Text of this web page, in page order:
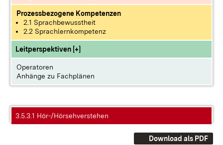
Prozessbezogene Kompetenzen
2.1 Sprachbewusstheit
2.2 Sprachlernkompetenz
Leitperspektiven [+]
Operatoren
Anhänge zu Fachplänen
3.5.3.1 Hör-/Hörsehverstehen
Download als PDF